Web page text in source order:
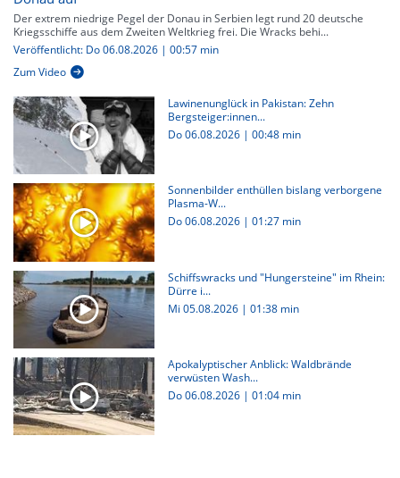
Der extrem niedrige Pegel der Donau in Serbien legt rund 20 deutsche
Kriegsschiffe aus dem Zweiten Weltkrieg frei. Die Wracks behi...
Veröffentlicht: Do 06.08.2026 | 00:57 min
Zum Video
Lawinenunglück in Pakistan: Zehn
Bergsteiger:innen...
Do 06.08.2026 | 00:48 min
Sonnenbilder enthüllen bislang verborgene
Plasma-W...
Do 06.08.2026 | 01:27 min
Schiffswracks und "Hungersteine" im Rhein:
Dürre i...
Mi 05.08.2026 | 01:38 min
Apokalyptischer Anblick: Waldbrände
verwüsten Wash...
Do 06.08.2026 | 01:04 min